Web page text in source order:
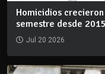
Homicidios
semestre desde 2015
Jul 20 2026